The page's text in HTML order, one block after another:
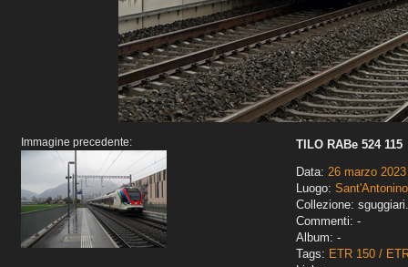
Immagine precedente:
TILO RABe 524 115
Data: 26 marzo 2023
Luogo: Sant'Antonino
Collezione:
Commenti: -
Album: -
Tags: ETR 150 /